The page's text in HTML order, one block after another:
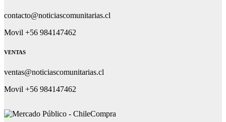
contacto@noticiascomunitarias.cl
Movil +56 984147462
VENTAS
ventas@noticiascomunitarias.cl
Movil +56 984147462